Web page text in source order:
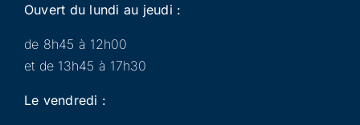
Ouvert du lundi au jeudi :
de 8h45 à 12h00
et de 13h45 à 17h30
Le vendredi :